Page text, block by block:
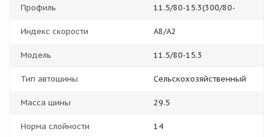
Профиль 11.5/80-15.3(300/80-
Индекс скорости A8/A2
Модель 11.5/80-15.3
Тип автошины Сельскохозяйственный
Масса шины 29.5
Норма слойности 14